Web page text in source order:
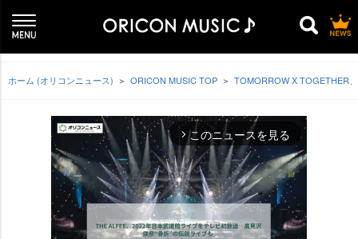
ホーム (オリコンニュース) ORICON MUSIC TOP TOMORROW X TOGETHER
arrow_forward_ios このニュースを見る